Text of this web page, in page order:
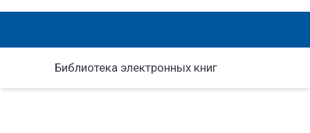
Библиотека электронных книг